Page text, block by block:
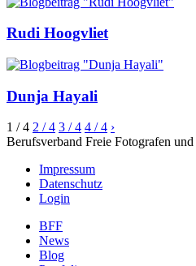
Rudi Hoogvliet
Dunja Hayali
1 / 4 2 / 4 3 / 4 4 / 4 ›
Berufsverband Freie Fotografen
Impressum
Datenschutz
Login
BFF
News
Blog